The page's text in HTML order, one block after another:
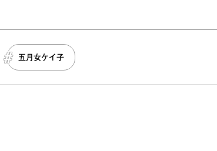
五月女ケイ子